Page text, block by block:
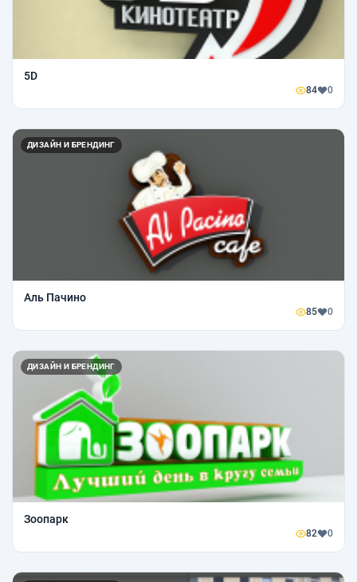
5D
84 0
ДИЗАЙН И БРЕНДИНГ
Аль Пачино
85 0
ДИЗАЙН И БРЕНДИНГ
Зоопарк
82 0